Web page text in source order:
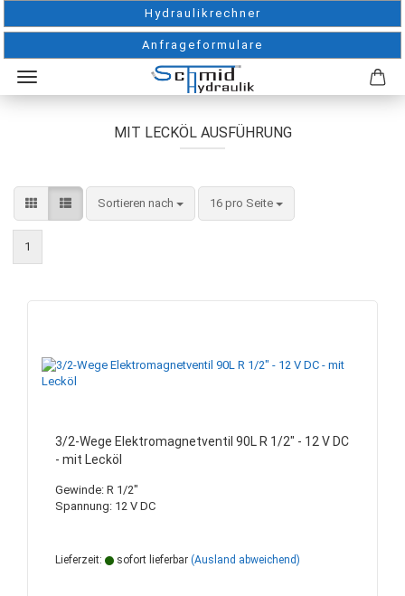
Hydraulikrechner
Anfrageformulare
MIT LECKÖL AUSFÜHRUNG
Sortieren nach
Sortieren nach 16 pro Seite
pro Seite
1
3/2-Wege Elektromagnetventil 90L R 1/2" - 12 V DC
- mit Lecköl
Gewinde: R 1/2"
Spannung: 12 V DC
Lieferzeit: sofort lieferbar (Ausland abweichend)